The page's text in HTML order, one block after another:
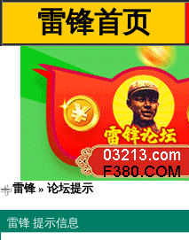
雷锋首页
雷锋 » 论坛提示
雷锋 提示信息